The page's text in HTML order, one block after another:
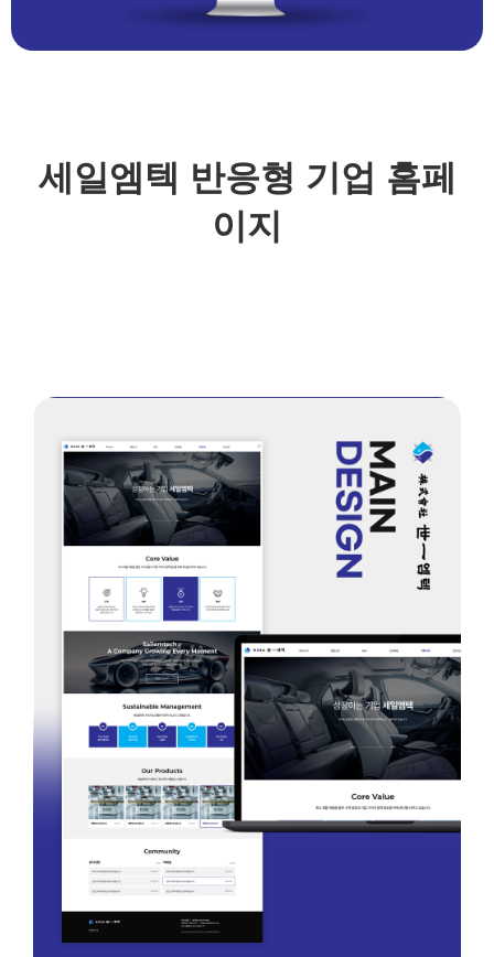
세일엠텍 반응형 기업 홈페
이지